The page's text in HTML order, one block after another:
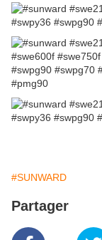
#SUNWARD
Partager